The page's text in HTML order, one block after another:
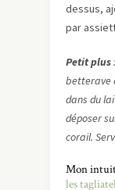
dessus,
par
Petit plus
betterave
dans du
déposer
corail.
Mon
les